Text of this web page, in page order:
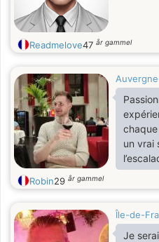
Readmelove47 år gammel
un vrai
Robin29 år gammel
Île-de-
Je